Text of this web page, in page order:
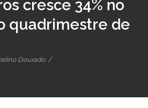
cresce 34% no
quadrimestre de
Dourado /